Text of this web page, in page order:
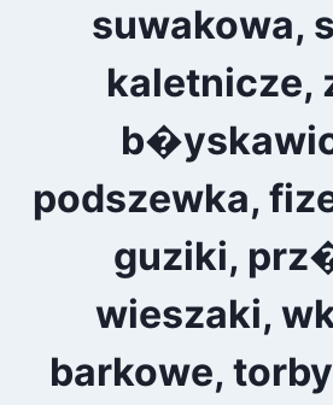
suwakowa,
kaletnicze,
podszewka,
guziki,
wieszaki,
barkowe,